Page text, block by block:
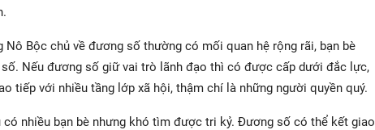
Bộc chủ về đương số thường có mối quan hệ rộng rãi, bạn bè
Nếu đương số giữ vai trò lãnh đạo thì có được cấp dưới đắc lực,
tiếp với nhiều tầng lớp xã hội, thậm chí là những người quyền quý.
nhiều bạn bè nhưng khó tìm được tri kỷ. Đương số có thể kết giao